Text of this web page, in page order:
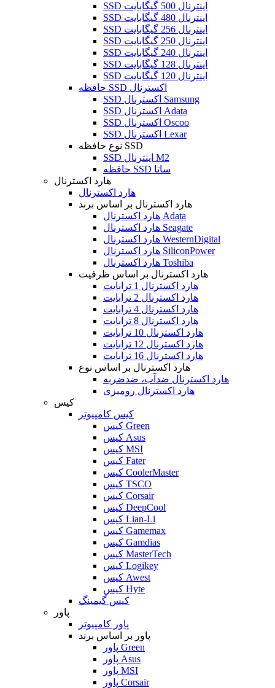
SSD اینترنال 500 گیگابایت
SSD اینترنال 480 گیگابایت
SSD اینترنال 256 گیگابایت
SSD اینترنال 250 گیگابایت
SSD اینترنال 240 گیگابایت
SSD اینترنال 128 گیگابایت
SSD اینترنال 120 گیگابایت
حافظه SSD اکسترنال
SSD اکسترنال Samsung
SSD اکسترنال Adata
SSD اکسترنال Oscoo
SSD اکسترنال Lexar
نوع حافظه SSD
SSD اینترنال M2
حافظه SSD ساتا
هارد اکسترنال
هارد اکسترنال
هارد اکسترنال بر اساس برند
هارد اکسترنال Adata
هارد اکسترنال Seagate
هارد اکسترنال WesternDigital
هارد اکسترنال SiliconPower
هارد اکسترنال Toshiba
هارد اکسترنال بر اساس ظرفیت
هارد اکسترنال 1 ترابایت
هارد اکسترنال 2 ترابایت
هارد اکسترنال 4 ترابایت
هارد اکسترنال 8 ترابایت
هارد اکسترنال 10 ترابایت
هارد اکسترنال 12 ترابایت
هارد اکسترنال 16 ترابایت
هارد اکسترنال بر اساس نوع
هارد اکسترنال ضدآب، ضدضربه
هارد اکسترنال رومیزی
کیس
کیس کامپیوتر
کیس Green
کیس Asus
کیس MSI
کیس Fater
کیس CoolerMaster
کیس TSCO
کیس Corsair
کیس DeepCool
کیس Lian-Li
کیس Gamemax
کیس Gamdias
کیس MasterTech
کیس Logikey
کیس Awest
کیس Hyte
کیس گیمینگ
پاور
پاور کامپیوتر
پاور بر اساس برند
پاور Green
پاور Asus
پاور MSI
پاور Corsair